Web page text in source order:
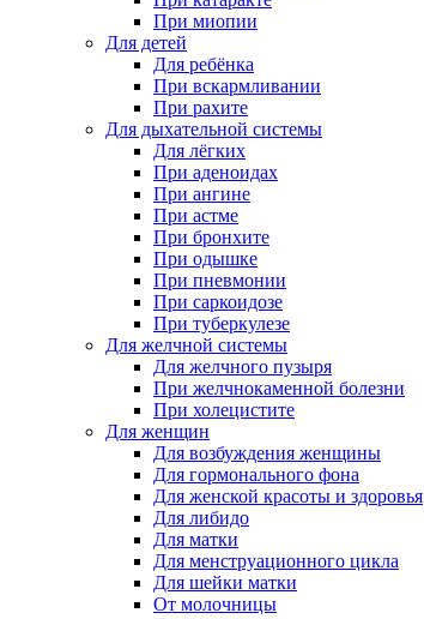
При миопии
Для детей
Для ребёнка
При вскармливании
При рахите
Для дыхательной системы
Для лёгких
При аденоидах
При ангине
При астме
При бронхите
При одышке
При пневмонии
При саркоидозе
При туберкулезе
Для желчной системы
Для желчного пузыря
При желчнокаменной болезни
При холецистите
Для женщин
Для возбуждения женщины
Для гормонального фона
Для женской красоты и здоровья
Для либидо
Для матки
Для менструационного цикла
Для шейки матки
От молочницы